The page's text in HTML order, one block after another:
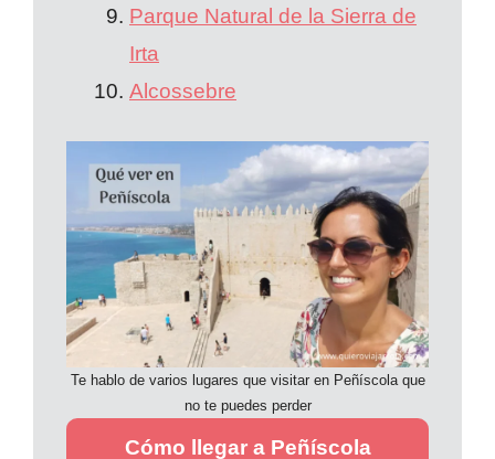
Parque Natural de la Sierra de
Irta
Alcossebre
Te hablo de varios lugares que visitar en Peñíscola que
no te puedes perder
Cómo llegar a Peñíscola